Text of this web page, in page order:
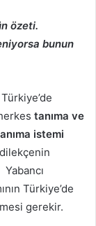
özeti.
bunun
tanıma ve
istemi
dilekçenin
Türkiye’de
gerekir.